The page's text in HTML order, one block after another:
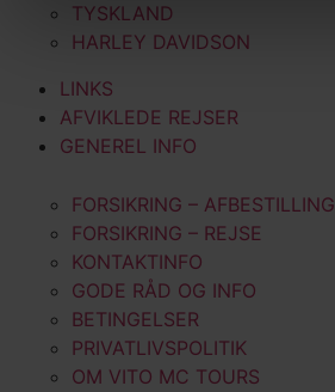
TYSKLAND
HARLEY DAVIDSON
LINKS
AFVIKLEDE REJSER
GENEREL INFO
FORSIKRING – AFBESTILLING
FORSIKRING – REJSE
KONTAKTINFO
GODE RÅD OG INFO
BETINGELSER
PRIVATLIVSPOLITIK
OM VITO MC TOURS